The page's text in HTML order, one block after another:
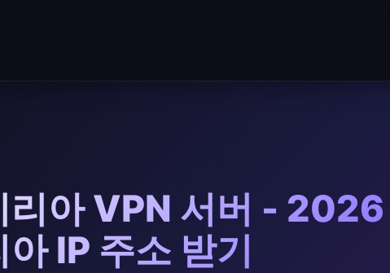
리아 VPN 서버 - 2026
IP 주소 받기